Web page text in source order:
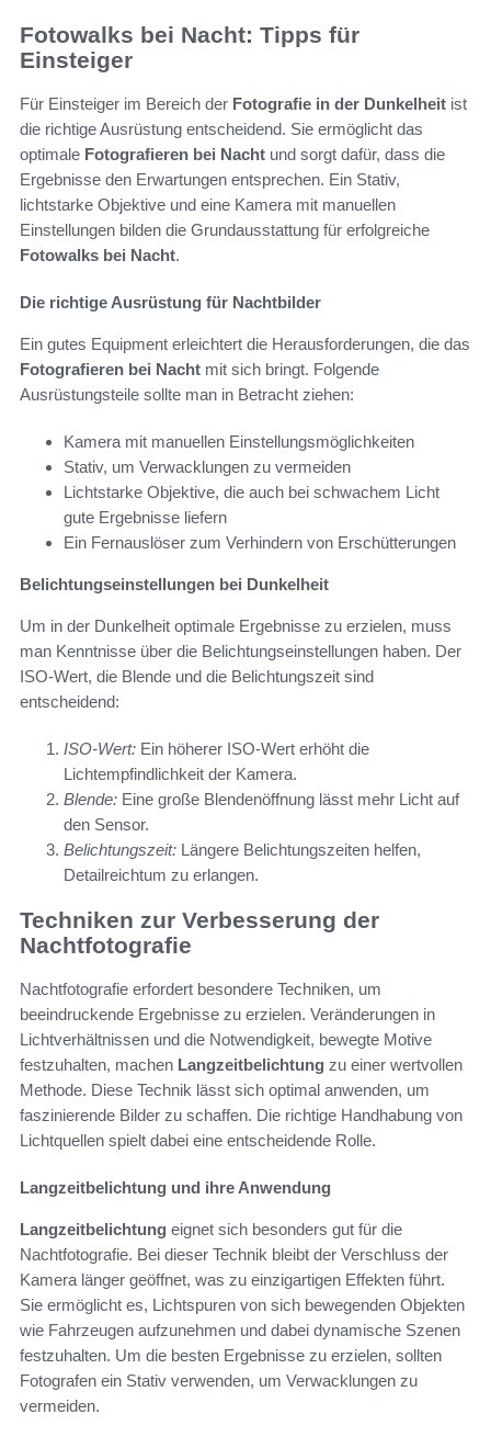
Fotowalks bei Nacht: Tipps für
Einsteiger
Für Einsteiger im Bereich der Fotografie in der Dunkelheit ist
die richtige Ausrüstung entscheidend. Sie ermöglicht das
optimale Fotografieren bei Nacht und sorgt dafür, dass die
Ergebnisse den Erwartungen entsprechen. Ein Stativ,
lichtstarke Objektive und eine Kamera mit manuellen
Einstellungen bilden die Grundausstattung für erfolgreiche
Fotowalks bei Nacht.
Die richtige Ausrüstung für Nachtbilder
Ein gutes Equipment erleichtert die Herausforderungen, die das
Fotografieren bei Nacht mit sich bringt. Folgende
Ausrüstungsteile sollte man in Betracht ziehen:
Kamera mit manuellen Einstellungsmöglichkeiten
Stativ, um Verwacklungen zu vermeiden
Lichtstarke Objektive, die auch bei schwachem Licht
gute Ergebnisse liefern
Ein Fernauslöser zum Verhindern von Erschütterungen
Belichtungseinstellungen bei Dunkelheit
Um in der Dunkelheit optimale Ergebnisse zu erzielen, muss
man Kenntnisse über die Belichtungseinstellungen haben. Der
ISO-Wert, die Blende und die Belichtungszeit sind
entscheidend:
ISO-Wert: Ein höherer ISO-Wert erhöht die
Lichtempfindlichkeit der Kamera.
Blende: Eine große Blendenöffnung lässt mehr Licht auf
den Sensor.
Belichtungszeit: Längere Belichtungszeiten helfen,
Detailreichtum zu erlangen.
Techniken zur Verbesserung der
Nachtfotografie
Nachtfotografie erfordert besondere Techniken, um
beeindruckende Ergebnisse zu erzielen. Veränderungen in
Lichtverhältnissen und die Notwendigkeit, bewegte Motive
festzuhalten, machen Langzeitbelichtung zu einer wertvollen
Methode. Diese Technik lässt sich optimal anwenden, um
faszinierende Bilder zu schaffen. Die richtige Handhabung von
Lichtquellen spielt dabei eine entscheidende Rolle.
Langzeitbelichtung und ihre Anwendung
Langzeitbelichtung eignet sich besonders gut für die
Nachtfotografie. Bei dieser Technik bleibt der Verschluss der
Kamera länger geöffnet, was zu einzigartigen Effekten führt.
Sie ermöglicht es, Lichtspuren von sich bewegenden Objekten
wie Fahrzeugen aufzunehmen und dabei dynamische Szenen
festzuhalten. Um die besten Ergebnisse zu erzielen, sollten
Fotografen ein Stativ verwenden, um Verwacklungen zu
vermeiden.